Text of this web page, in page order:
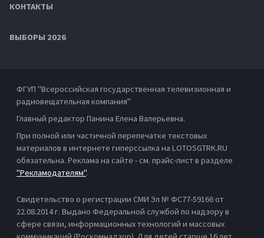
КОНТАКТЫ
ВЫБОРЫ 2026
ФГУП "Всероссийская государственная телевизионная и
радиовещательная компания"
Главный редактор Панина Елена Валерьевна.
При полной или частичной перепечатке текстовых
материалов в интернете гиперссылка на LOTOSGTRK.RU
обязательна. Реклама на сайте - см. прайс-лист в разделе
"Рекламодателям".
Свидетельство о регистрации СМИ Эл № ФС77-59166 от
22.08.2014 г. Выдано Федеральной службой по надзору в
сфере связи, информационных технологий и массовых